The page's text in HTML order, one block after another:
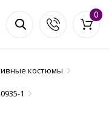
0
костюмы
1